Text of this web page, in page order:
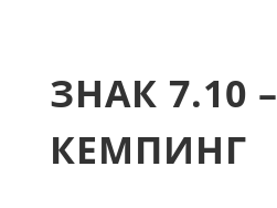
ЗНАК 7.10 –
КЕМПИНГ